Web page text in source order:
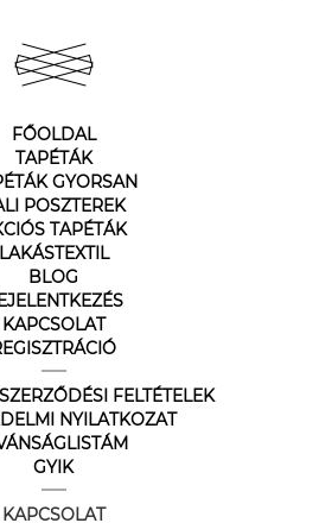
FŐOLDAL
TAPÉTÁK
GYORSAN
POSZTEREK
TAPÉTÁK
LAKÁSTEXTIL
BLOG
KAPCSOLAT
FELTÉTELEK
NYILATKOZAT
GYIK
KAPCSOLAT